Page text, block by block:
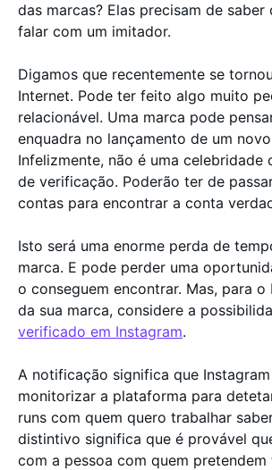
das marcas? Elas precisam de saber
falar com um imitador.
Digamos que recentemente se
Internet. Pode ter feito algo muito
relacionável. Uma marca pode
enquadra no lançamento de um
Infelizmente, não é uma celebridade
de verificação. Poderão ter de
contas para encontrar a conta
Isto será uma enorme perda de
marca. E pode perder uma
o conseguem encontrar. Mas, para
da sua marca, considere a
verificado em Instagram.
A notificação significa que
monitorizar a plataforma para
runs com quem quero trabalhar
distintivo significa que é provável
com a pessoa com quem pretendem